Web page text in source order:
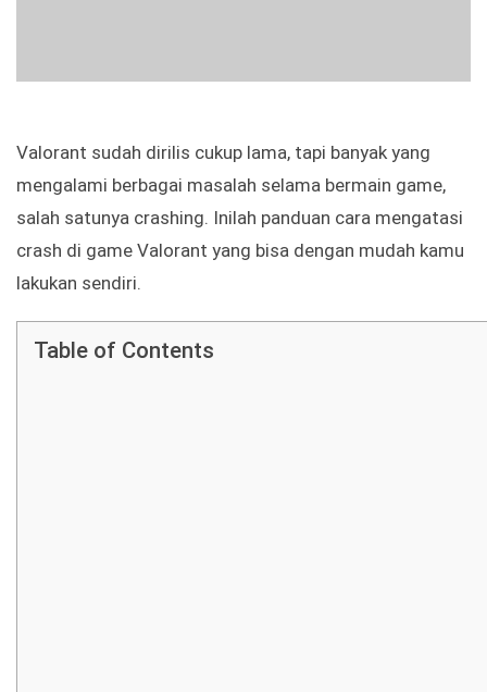
Valorant sudah dirilis cukup lama, tapi banyak yang
mengalami berbagai masalah selama bermain game,
salah satunya crashing. Inilah panduan cara mengatasi
crash di game Valorant yang bisa dengan mudah kamu
lakukan sendiri.
Table of Contents